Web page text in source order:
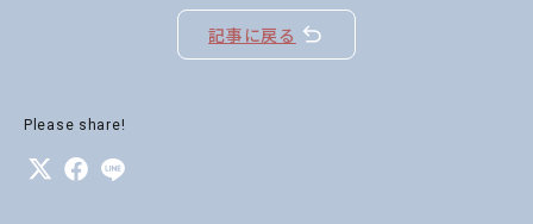
記事に戻る
Please share!